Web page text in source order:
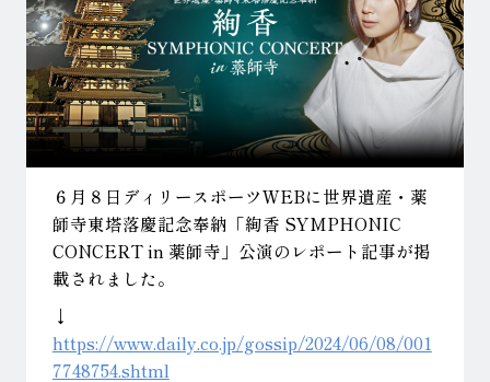
６月８日ディリースポーツWEBに世界遺産・薬
師寺東塔落慶記念奉納「絢香 SYMPHONIC
CONCERT in 薬師寺」公演のレポート記事が掲
載されました。
↓
https://www.daily.co.jp/gossip/2024/06/08/001
7748754.shtml